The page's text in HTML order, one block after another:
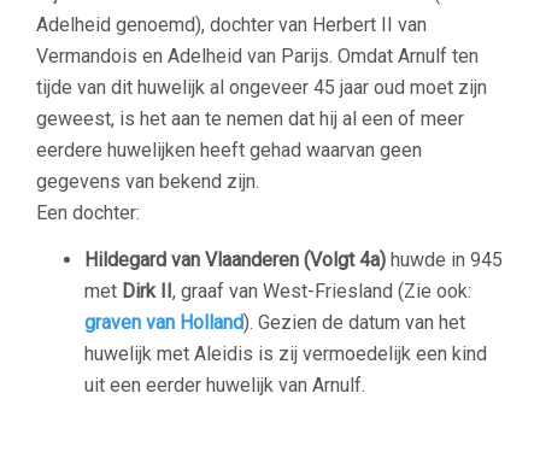
Adelheid genoemd), dochter van Herbert II van
Vermandois en Adelheid van Parijs. Omdat Arnulf ten
tijde van dit huwelijk al ongeveer 45 jaar oud moet zijn
geweest, is het aan te nemen dat hij al een of meer
eerdere huwelijken heeft gehad waarvan geen
gegevens van bekend zijn.
Een dochter:
Hildegard van Vlaanderen (Volgt 4a) huwde in 945
met Dirk II, graaf van West-Friesland (Zie ook:
graven van Holland). Gezien de datum van het
huwelijk met Aleidis is zij vermoedelijk een kind
uit een eerder huwelijk van Arnulf.